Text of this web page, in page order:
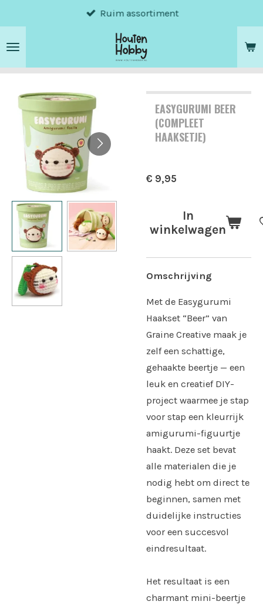
direct
naar
Ruim assortiment
EASYGURUMI BEER
(COMPLEET
HAAKSETJE)
€ 9,95
In
winkelwagen
Omschrijving
Met de Easygurumi
Haakset “Beer” van
Graine Creative maak je
zelf een schattige,
gehaakte beertje — een
leuk en creatief DIY-
project waarmee je stap
voor stap een kleurrijk
amigurumi-figuurtje
haakt. Deze set bevat
alle materialen die je
nodig hebt om direct te
beginnen, samen met
duidelijke instructies
voor een succesvol
eindresultaat.
Het resultaat is een
charmant mini-beertje